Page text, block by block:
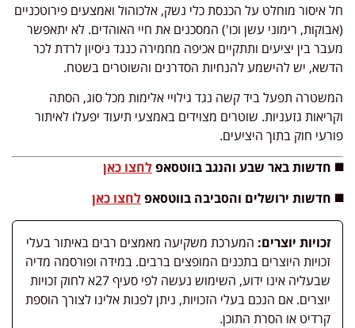
חל איסור מוחלט על הכנסת כלי נשק, אלכוהול ואמצעים פירוטכניים
(אבוקות, רימוני עשן וכו') המסכנים את חיי האוהדים. לא יתאפשר
מעבר בין יציעים ותתקיים אכיפה מחמירה כנגד ניסיון לרדת לכר
הדשא, יש להישמע להנחיות הסדרנים והשוטרים בשטח.
המשטרה תפעל ביד קשה נגד גילויי אלימות מכל סוג, הסתה
וקריאות גזעניות. שוטרים מצוידים באמצעי תיעוד יפעלו לאיתור
פורעי חוק בתוך היציעים.
◼️ חדשות באר שבע והנגב בווטסאפלחצו כאן
◼️ חדשות ירושלים והסביבה בווטסאפלחצו כאן
זכויות יוצרים: המערכת משקיעה מאמצים רבים באיתור בעלי
זכויות היוצרים בתכנים המופצים ברבים. במידה ופורסמה מדיה
שבעליה אינו ידוע, השימוש נעשה לפי סעיף 27א לחוק זכויות
יוצרים. אם הנכם בעלי הזכויות, ניתן לפנות אלינו לצורך הוספת
קרדיט או הסרת התוכן.